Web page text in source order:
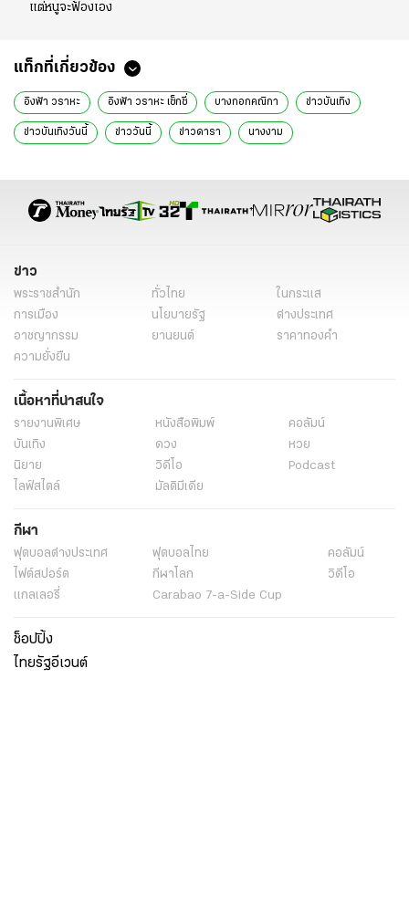
แต่หนูจะฟ้องเอง
แท็กที่เกี่ยวข้อง
อิงฟ้า วราหะ อิงฟ้า วราหะ เซ็กซี่ บางกอกคณิกา ข่าวบันเทิง
ข่าวบันเทิงวันนี้ ข่าววันนี้ ข่าวดารา นางงาม
ข่าว
พระราชสำนัก ทั่วไทย
ในกระแส
การเมือง
นโยบายรัฐ
ต่างประเทศ
อาชญากรรม
ยานยนต์
ราคาทองคำ
ความยั่งยืน
เนื้อหาที่น่าสนใจ
รายงานพิเศษ หนังสือพิมพ์
คอลัมน์
บันเทิง
ดวง
หวย
นิยาย
วิดีโอ
Podcast
ไลฟ์สไตล์
มัลติมีเดีย
กีฬา
ฟุตบอลต่่างประเทศ ฟุตบอลไทย
คอลัมน์
ไฟต์สปอร์ต
กีฬาโลก
วิดีโอ
แกลเลอรี่
Carabao 7-a-Side Cup
ช็อปปิ้ง
ไทยรัฐอีเวนต์